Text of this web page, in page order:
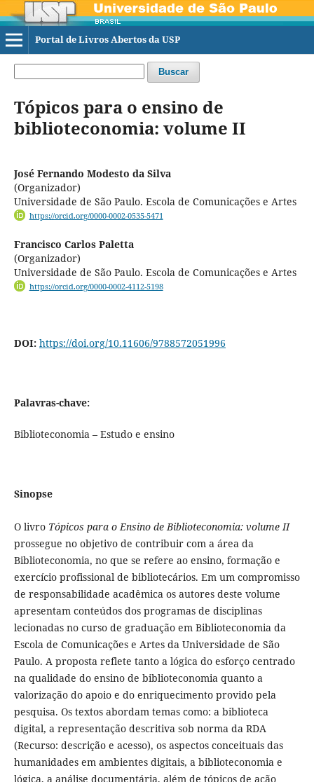
Portal de Livros Abertos da USP
Buscar
Tópicos para o ensino de
biblioteconomia: volume II
José Fernando Modesto da Silva
(Organizador)
Universidade de São Paulo. Escola de Comunicações e Artes
https://orcid.org/0000-0002-0535-5471
Francisco Carlos Paletta
(Organizador)
Universidade de São Paulo. Escola de Comunicações e Artes
https://orcid.org/0000-0002-4112-5198
DOI: https://doi.org/10.11606/9788572051996
Palavras-chave:
Biblioteconomia – Estudo e ensino
Sinopse
O livro Tópicos para o Ensino de Biblioteconomia: volume II
prossegue no objetivo de contribuir com a área da
Biblioteconomia, no que se refere ao ensino, formação e
exercício profissional de bibliotecários. Em um compromisso
de responsabilidade acadêmica os autores deste volume
apresentam conteúdos dos programas de disciplinas
lecionadas no curso de graduação em Biblioteconomia da
Escola de Comunicações e Artes da Universidade de São
Paulo. A proposta reflete tanto a lógica do esforço centrado
na qualidade do ensino de biblioteconomia quanto a
valorização do apoio e do enriquecimento provido pela
pesquisa. Os textos abordam temas como: a biblioteca
digital, a representação descritiva sob norma da RDA
(Recurso: descrição e acesso), os aspectos conceituais das
humanidades em ambientes digitais, a biblioteconomia e
lógica, a análise documentária, além de tópicos de ação